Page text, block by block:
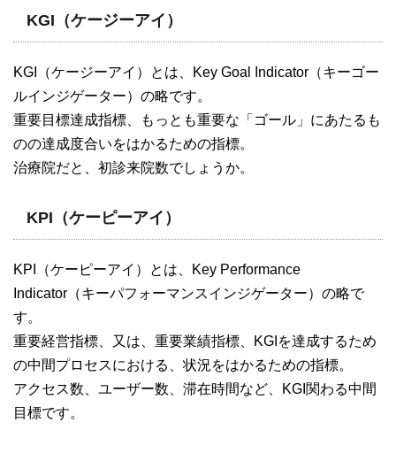
KGI（ケージーアイ）
KGI（ケージーアイ）とは、Key Goal Indicator（キーゴー
ルインジゲーター）の略です。
重要目標達成指標、もっとも重要な「ゴール」にあたるも
のの達成度合いをはかるための指標。
治療院だと、初診来院数でしょうか。
KPI（ケーピーアイ）
KPI（ケーピーアイ）とは、Key Performance
Indicator（キーパフォーマンスインジゲーター）の略で
す。
重要経営指標、又は、重要業績指標、KGIを達成するため
の中間プロセスにおける、状況をはかるための指標。
アクセス数、ユーザー数、滞在時間など、KGI関わる中間
目標です。